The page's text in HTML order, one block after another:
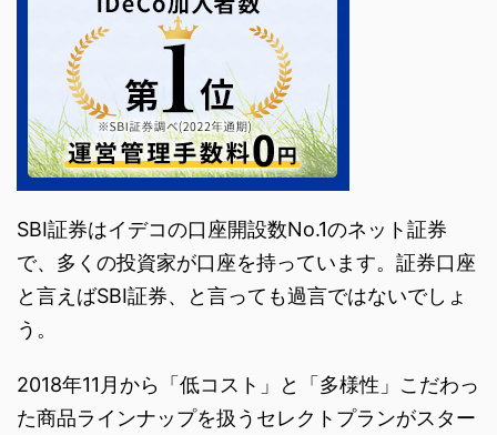
SBI証券はイデコの口座開設数No.1のネット証券
で、多くの投資家が口座を持っています。証券口座
と言えばSBI証券、と言っても過言ではないでしょ
う。
2018年11月から「低コスト」と「多様性」こだわっ
た商品ラインナップを扱うセレクトプランがスター